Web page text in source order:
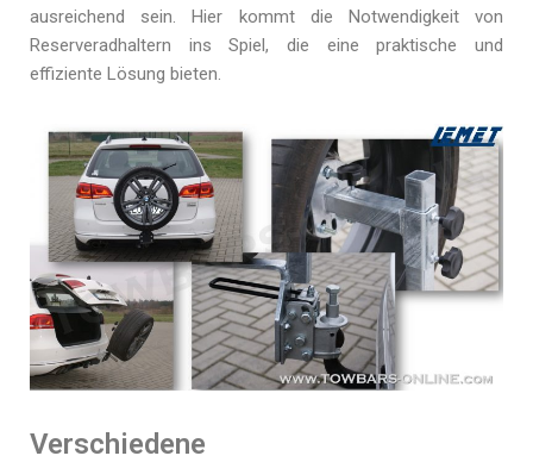
ausreichend sein. Hier kommt die Notwendigkeit von
Reserveradhaltern ins Spiel, die eine praktische und
effiziente Lösung bieten.
Verschiedene